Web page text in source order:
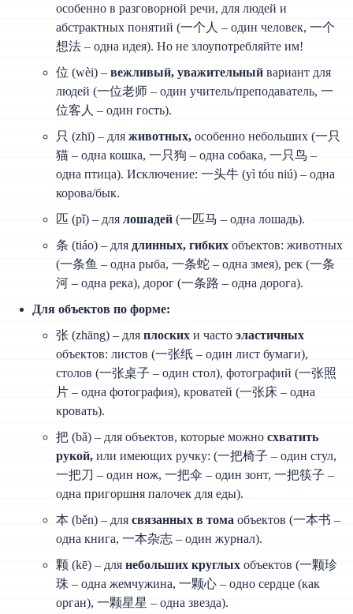
особенно в разговорной речи, для людей и
абстрактных понятий (一个人 – один человек, 一个
想法 – одна идея). Но не злоупотребляйте им!
位 (wèi) –вежливый, уважительный вариант для
людей (一位老师 – один учитель/преподаватель, 一
位客人 – один гость).
只 (zhī) – дляживотных, особенно небольших (一只
猫 – одна кошка, 一只狗 – одна собака, 一只鸟 –
одна птица). Исключение: 一头牛 (yì tóu niú) – одна
корова/бык.
匹 (pǐ) – длялошадей (一匹马 – одна лошадь).
条 (tiáo) – для длинных, гибких объектов: животных
(一条鱼 – одна рыба, 一条蛇 – одна змея), рек (一条
河 – одна река), дорог (一条路 – одна дорога).
Для объектов по форме:
张 (zhāng) – дляплоских и частоэластичных
объектов: листов (一张纸 – один лист бумаги),
столов (一张桌子 – один стол), фотографий (一张照
片 – одна фотография), кроватей (一张床 – одна
кровать).
把 (bǎ) – для объектов, которые можносхватить
рукой, или имеющих ручку: (一把椅子 – один стул,
一把刀 – один нож, 一把伞 – один зонт, 一把筷子 –
одна пригоршня палочек для еды).
本 (běn) – длясвязанных в тома объектов (一本书 –
одна книга, 一本杂志 – один журнал).
颗 (kē) – длянебольших круглых объектов (一颗珍
珠 – одна жемчужина, 一颗心 – одно сердце (как
орган), 一颗星星 – одна звезда).